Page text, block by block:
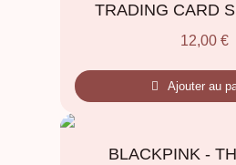
TRADING CARD
12,00 €
Ajouter au
BLACKPINK -